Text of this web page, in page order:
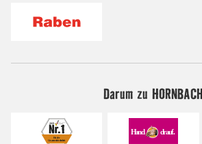
Darum zu HORNBACH